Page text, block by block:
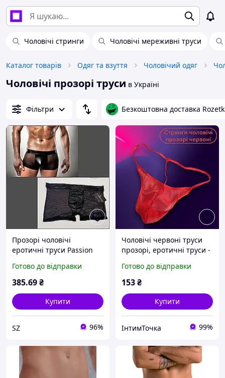
Чоловічі стринги Чоловічі мереживні труси
Каталог товарів Одяг та взуття Чоловічий одяг
Чоловічі прозорі труси в Україні
Фільтри Безкоштовна доставка
Прозорі чоловічі
еротичні труси Passion
Готово до відправки
385.69₴
Купити
SZ 96%
Чоловічі червоні труси
прозорі, еротичні труси -
подарунок
Готово до відправки
153₴
Купити
ІнтимТочка 99%